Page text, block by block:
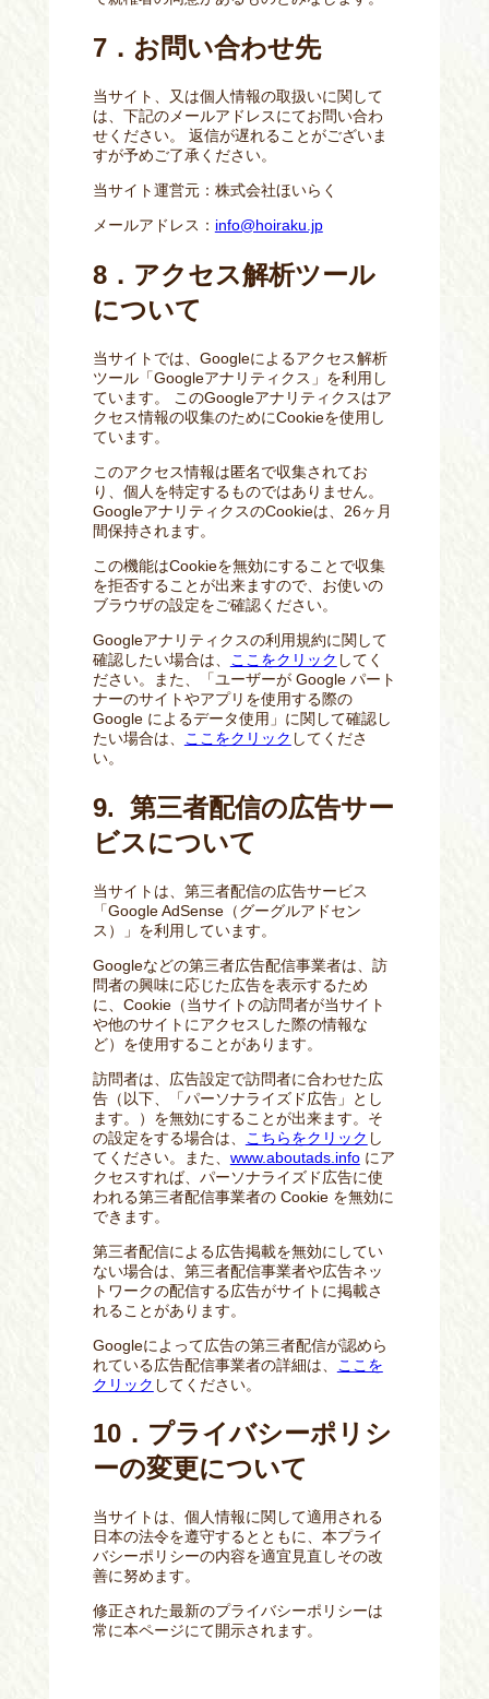
7．お問い合わせ先
当サイト、又は個人情報の取扱いに関して
は、下記のメールアドレスにてお問い合わ
せください。 返信が遅れることがございま
すが予めご了承ください。
当サイト運営元：株式会社ほいらく
メールアドレス： info@hoiraku.jp
8．アクセス解析ツール
について
当サイトでは、Googleによるアクセス解析
ツール「Googleアナリティクス」を利用し
ています。 このGoogleアナリティクスはア
クセス情報の収集のためにCookieを使用し
ています。
このアクセス情報は匿名で収集されてお
り、個人を特定するものではありません。
GoogleアナリティクスのCookieは、26ヶ月
間保持されます。
この機能はCookieを無効にすることで収集
を拒否することが出来ますので、お使いの
ブラウザの設定をご確認ください。
Googleアナリティクスの利用規約に関して
確認したい場合は、
ここをクリック してく
ださい。また、「ユーザーが Google パート
ナーのサイトやアプリを使用する際の
Google によるデータ使用」に関して確認し
たい場合は、
ここをクリック してくださ
い。
9. 第三者配信の広告サー
ビスについて
当サイトは、第三者配信の広告サービス
「Google AdSense（グーグルアドセン
ス）」を利用しています。
Googleなどの第三者広告配信事業者は、訪
問者の興味に応じた広告を表示するため
に、Cookie（当サイトの訪問者が当サイト
や他のサイトにアクセスした際の情報な
ど）を使用することがあります。
訪問者は、広告設定で訪問者に合わせた広
告（以下、「パーソナライズド広告」とし
ます。）を無効にすることが出来ます。そ
の設定をする場合は、
こちらをクリック し
てください。また、 www.aboutads.infoにア
クセスすれば、パーソナライズド広告に使
われる第三者配信事業者の Cookie を無効に
できます。
第三者配信による広告掲載を無効にしてい
ない場合は、第三者配信事業者や広告ネッ
トワークの配信する広告がサイトに掲載さ
れることがあります。
Googleによって広告の第三者配信が認めら
れている広告配信事業者の詳細は、
ここを
クリック してください。
10．プライバシーポリシ
ーの変更について
当サイトは、個人情報に関して適用される
日本の法令を遵守するとともに、本プライ
バシーポリシーの内容を適宜見直しその改
善に努めます。
修正された最新のプライバシーポリシーは
常に本ページにて開示されます。